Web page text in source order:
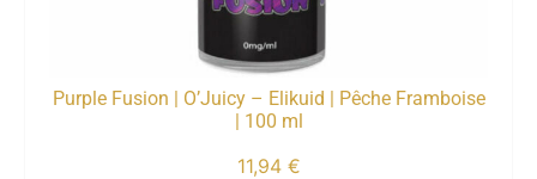
Purple Fusion | O’Juicy – Elikuid | Pêche Framboise
| 100 ml
11,94 €